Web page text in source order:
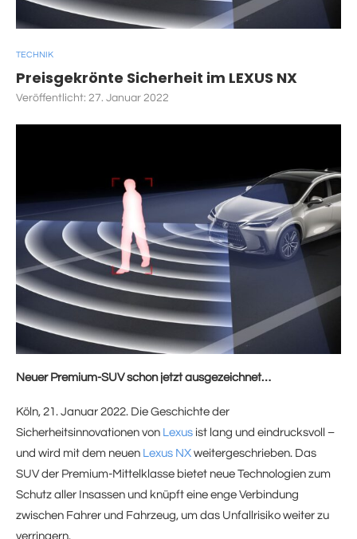
TECHNIK
Preisgekrönte Sicherheit im LEXUS NX
Veröffentlicht: 27. Januar 2022
Neuer Premium-SUV schon jetzt ausgezeichnet…
Köln, 21. Januar 2022. Die Geschichte der
Sicherheitsinnovationen von Lexus ist lang und eindrucksvoll –
und wird mit dem neuen Lexus NX weitergeschrieben. Das
SUV der Premium-Mittelklasse bietet neue Technologien zum
Schutz aller Insassen und knüpft eine enge Verbindung
zwischen Fahrer und Fahrzeug, um das Unfallrisiko weiter zu
verringern.